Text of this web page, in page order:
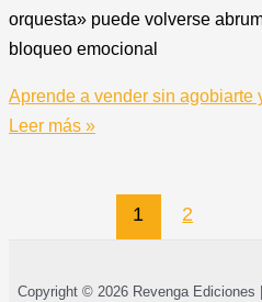
orquesta» puede volverse
bloqueo emocional
Aprende a vender sin agobiarte
Leer más »
1 2
Copyright © 2026 Revenga Ediciones